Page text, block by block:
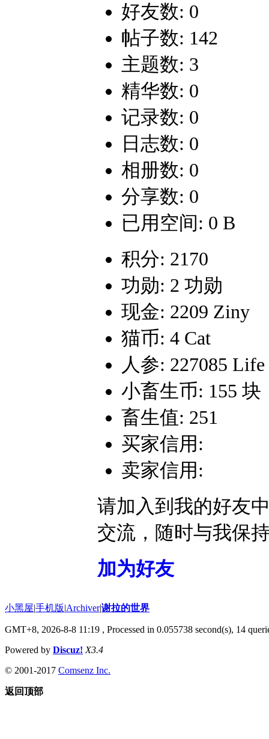
好友数: 0
帖子数: 142
主题数: 3
精华数: 0
记录数: 0
日志数: 0
相册数: 0
分享数: 0
已用空间: 0 B
积分: 2170
功勋: 2 功勋
现金: 2209 Ziny
猫币: 4 Cat
人参: 227085 Life
小畜生币: 155 块
畜生值: 251
买家信用:
卖家信用:
请加入到我的好友
交流，随时与我保
加为好友
小黑屋|手机版|Archiver|谢拉的世界
GMT+8, 2026-8-8 11:19 , Processed in 0.055738 second(s), 14
Powered by Discuz! X3.4
© 2001-2017 Comsenz Inc.
返回顶部